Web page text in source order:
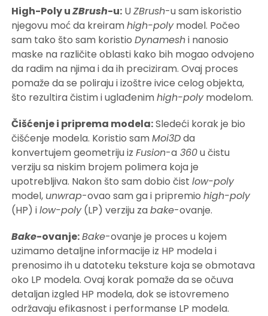
High-Poly uZBrush-u: UZBrush-u sam iskoristio
njegovu moć da kreiramhigh-polymodel. Počeo
sam tako što sam koristioDynameshi nanosio
maske na različite oblasti kako bih mogao odvojeno
da radim na njima i da ih preciziram. Ovaj proces
pomaže da se poliraju i izoštre ivice celog objekta,
što rezultira čistim i uglađenimhigh-polymodelom.
Čišćenje i priprema modela:Sledeći korak je bio
čišćenje modela. Koristio samMoi3Dda
konvertujem geometriju izFusion-a 360u čistu
verziju sa niskim brojem polimera koja je
upotrebljiva. Nakon što sam dobio čistlow-poly
model, unwrap-ovao sam ga i pripremiohigh-poly
(HP) ilow-poly(LP) verziju zabake-ovanje.
Bake-ovanje:Bake-ovanje je proces u kojem
uzimamo detaljne informacije iz HP modela i
prenosimo ih u datoteku teksture koja se obmotava
oko LP modela. Ovaj korak pomaže da se očuva
detaljan izgled HP modela, dok se istovremeno
održavaju efikasnost i performanse LP modela.